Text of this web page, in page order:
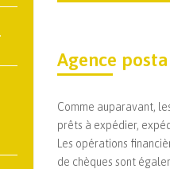
Agence
Comme auparavant,
prêts à expédier,
Les opérations
de chèques sont